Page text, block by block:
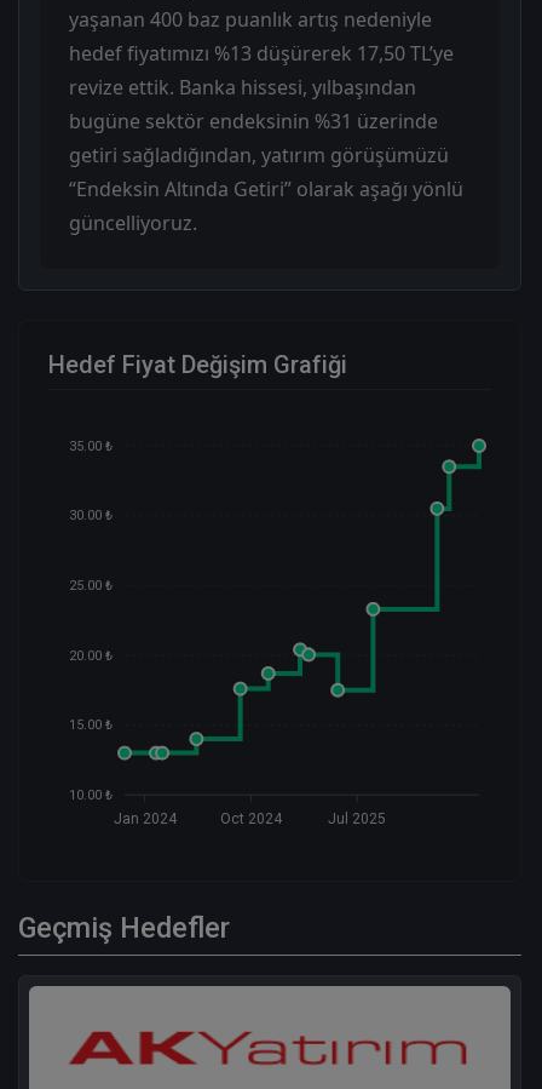
yaşanan 400 baz puanlık artış nedeniyle
hedef fiyatımızı %13 düşürerek 17,50 TL’ye
revize ettik. Banka hissesi, yılbaşından
bugüne sektör endeksinin %31 üzerinde
getiri sağladığından, yatırım görüşümüzü
“Endeksin Altında Getiri” olarak aşağı yönlü
güncelliyoruz.
Hedef Fiyat Değişim Grafiği
35.00 ₺
30.00 ₺
25.00 ₺
20.00 ₺
15.00 ₺
10.00 ₺
Jan 2024 Oct 2024 Jul 2025
Geçmiş Hedefler